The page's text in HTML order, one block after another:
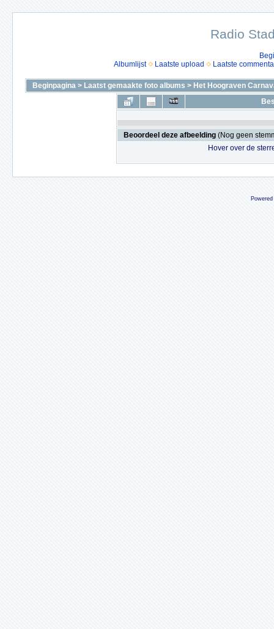
Radio
Albumlijst
Laatste upload Laatste
Beginpagina > Laatst gemaakte foto albums > Het Hoograven
Beoordeel deze afbeelding (Nog geen
Hover over de